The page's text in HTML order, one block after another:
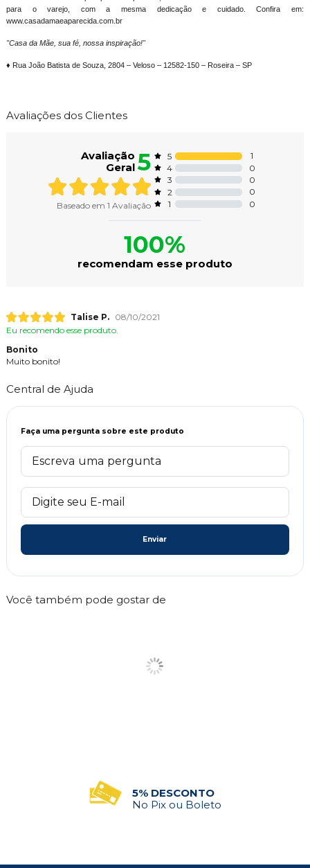
para o varejo, com a mesma dedicação e cuidado. Confira em:
www.casadamaeaparecida.com.br
"Casa da Mãe, sua fé, nossa inspiração!"
♦ Rua João Batista de Souza, 2804 – Veloso – 12582-150 – Roseira – SP
Avaliações dos Clientes
Avaliação
Geral5
Baseado em 1 Avaliação
5
1
4
0
3
0
2
0
1
0
100%
recomendam esse produto
Talise P.
08/10/2021
Eu recomendo esse produto.
Bonito
Muito bonito!
Central de Ajuda
Faça uma pergunta sobre este produto
Enviar
Você também pode gostar de
PEDIDO MÍNIMO
R$500 em Compras